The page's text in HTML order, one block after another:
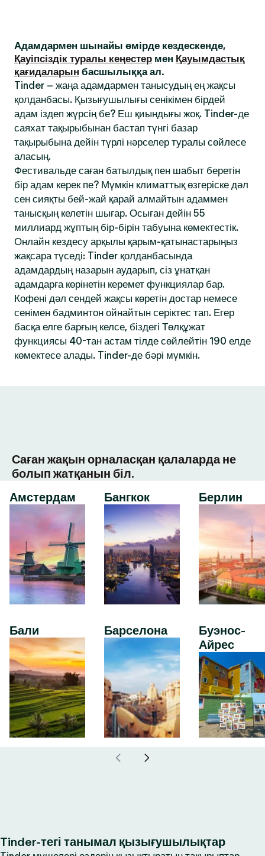
Адамдармен шынайы өмірде кездескенде,
Қауіпсіздік туралы кеңестер мен Қауымдастық
қағидаларын басшылыққа ал.
Tinder – жаңа адамдармен танысудың ең жақсы
қолданбасы. Қызығушылығы сенікімен бірдей
адам іздеп жүрсің бе? Еш қиындығы жоқ. Tinder-де
саяхат тақырыбынан бастап түнгі базар
тақырыбына дейін түрлі нәрселер туралы сөйлесе
аласың.
Фестивальде саған батылдық пен шабыт беретін
бір адам керек пе? Мүмкін климаттық өзгеріске дәл
сен сияқты бей-жай қарай алмайтын адаммен
танысқың келетін шығар. Осыған дейін 55
миллиард жұптың бір-бірін табуына көмектестік.
Онлайн кездесу арқылы қарым-қатынастарыңыз
жақсара түседі: Tinder қолданбасында
адамдардың назарын аударып, сіз ұнатқан
адамдарға көрінетін керемет функциялар бар.
Кофені дәл сендей жақсы көретін достар немесе
сенімен бадминтон ойнайтын серіктес тап. Егер
басқа елге барғың келсе, біздегі Төлқұжат
функциясы 40-тан астам тілде сөйлейтін 190 елде
көмектесе алады. Tinder-де бәрі мүмкін.
Саған жақын орналасқан қалаларда не
болып жатқанын біл.
Амстердам
Бали
Бангкок
Барселона
Берлин
Буэнос-
Айрес
Tinder-тегі танымал қызығушылықтар